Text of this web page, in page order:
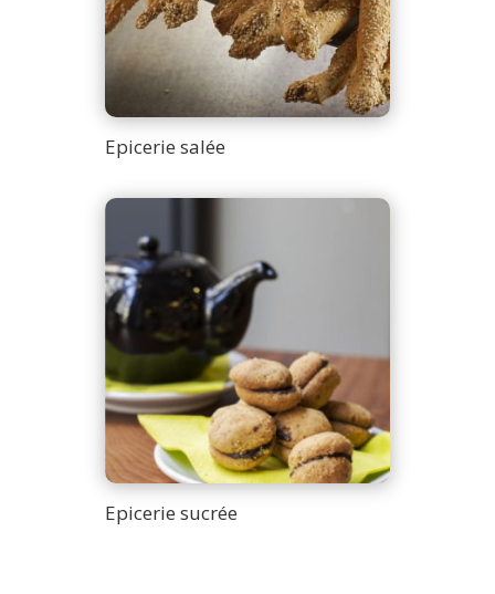
Epicerie salée
Epicerie sucrée